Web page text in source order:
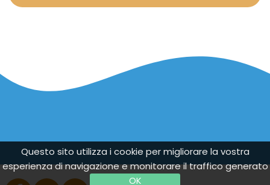
Questo sito utilizza i cookie per migliorare la vostra
esperienza di navigazione e monitorare il traffico generato
OK
© Copyright 2019 Ondacoin. All Rights Reserved